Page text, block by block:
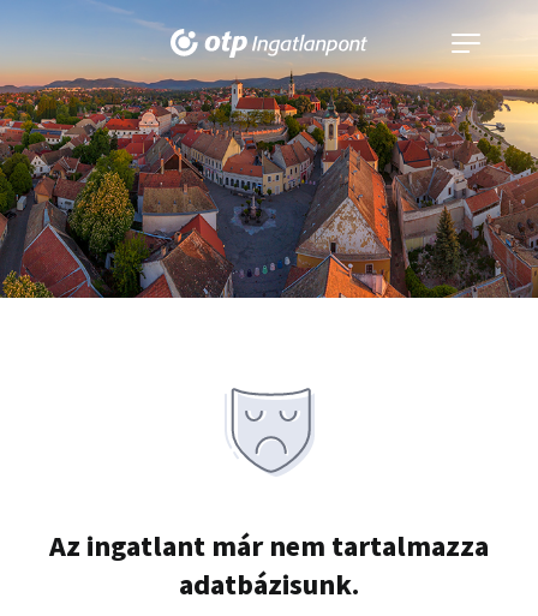
Navigáció
kinyitása
Az ingatlant már nem tartalmazza
adatbázisunk.